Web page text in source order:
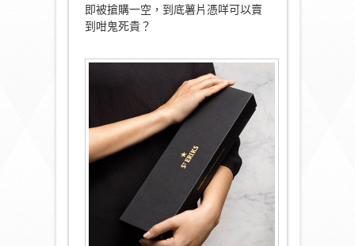
即被搶購一空，到底薯片憑咩可以賣
到咁鬼死貴？